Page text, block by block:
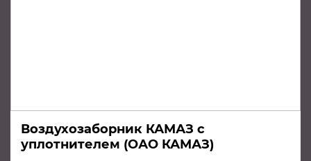
Воздухозаборник КАМАЗ с
уплотнителем (ОАО КАМАЗ)